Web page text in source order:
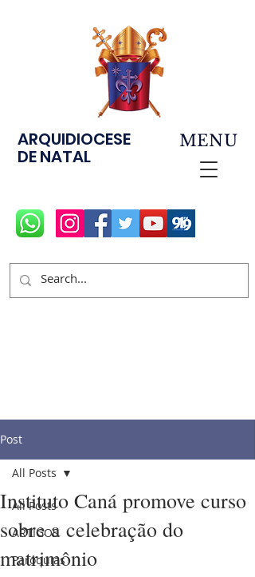
ARQUIDIOCESE
DE NATAL
MENU
Post
All Posts
ARTIGOS
Paróquias
All Posts
Instituto Caná promove curso
sobre a celebração do
matrimônio